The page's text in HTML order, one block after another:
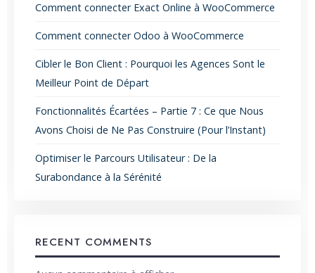
Comment connecter Exact Online à WooCommerce
Comment connecter Odoo à WooCommerce
Cibler le Bon Client : Pourquoi les Agences Sont le
Meilleur Point de Départ
Fonctionnalités Écartées – Partie 7 : Ce que Nous
Avons Choisi de Ne Pas Construire (Pour l’Instant)
Optimiser le Parcours Utilisateur : De la
Surabondance à la Sérénité
RECENT COMMENTS